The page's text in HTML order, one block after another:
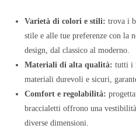
Varietà di colori e stili: trova i
stile e alle tue preferenze con la
design, dal classico al moderno.
Materiali di alta qualità: tutti i
materiali durevoli e sicuri,
Comfort e regolabilità:
braccialetti offrono una
diverse dimensioni.